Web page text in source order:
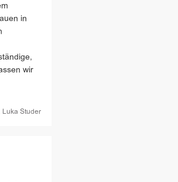
in
wir
Luka Studer